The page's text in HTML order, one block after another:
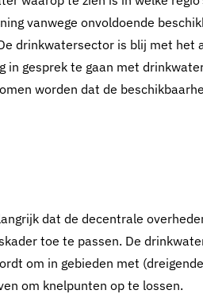
vanwege onvoldoende
drinkwatersector is blij met het
gesprek te gaan met
worden dat de
dat de decentrale
toe te passen. De
om in gebieden met
om knelpunten op te lossen.